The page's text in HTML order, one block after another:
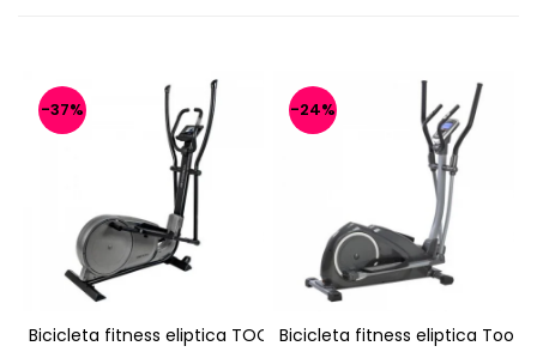
-37%
Bicicleta fitness eliptica TOORX ERX-3000
-24%
Bicicleta fitness eliptica Toorx